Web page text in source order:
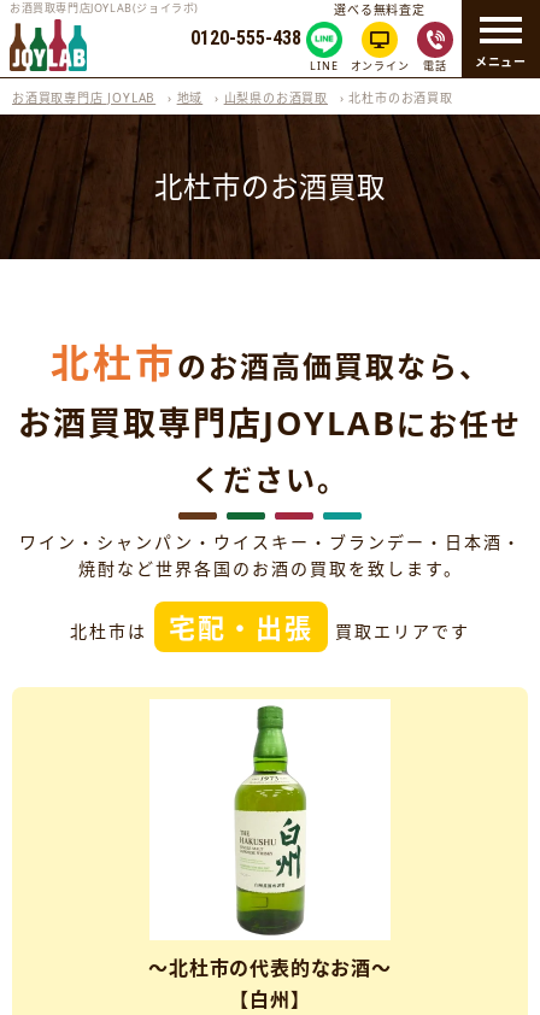
メニュー
お酒買取専門店JOYLAB(ジョイラボ)
0120-555-438
選べる無料査定
LINE オンライン 電話
お酒買取専門店 JOYLAB › 地域 › 山梨県のお酒買取 ›北杜市のお酒買取
北杜市のお酒買取
北杜市のお酒高価買取なら、
お酒買取専門店JOYLABにお任せ
ください。
ワイン・シャンパン・ウイスキー・ブランデー・日本酒・
焼酎など世界各国のお酒の買取を致します。
北杜市は 宅配・出張 買取エリアです
～北杜市の代表的なお酒～
【白州】